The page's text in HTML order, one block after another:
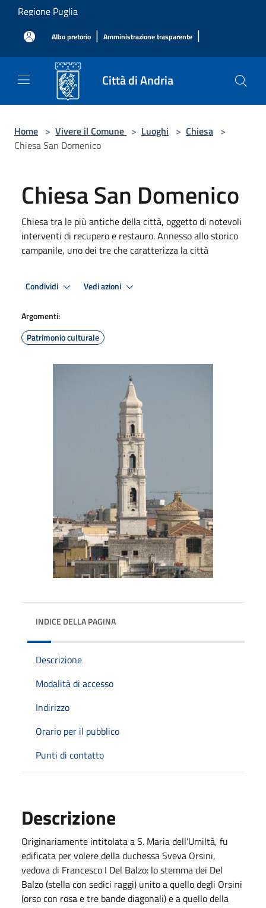
Salta al contenuto principale
Regione Puglia
Albo pretorio | Amministrazione trasparente |
Città di Andria
Home > Vivere il Comune > Luoghi > Chiesa >
Chiesa San Domenico
Chiesa San Domenico
Chiesa tra le più antiche della città, oggetto di notevoli
interventi di recupero e restauro. Annesso allo storico
campanile, uno dei tre che caratterizza la città
Condividi Vedi azioni
Argomenti:
Patrimonio culturale
INDICE DELLA PAGINA
Descrizione
Modalità di accesso
Indirizzo
Orario per il pubblico
Punti di contatto
Descrizione
Originariamente intitolata a S. Maria dell’Umiltà, fu
edificata per volere della duchessa Sveva Orsini,
vedova di Francesco I Del Balzo: lo stemma dei Del
Balzo (stella con sedici raggi) unito a quello degli Orsini
(orso con rosa e tre bande diagonali) e a quello della